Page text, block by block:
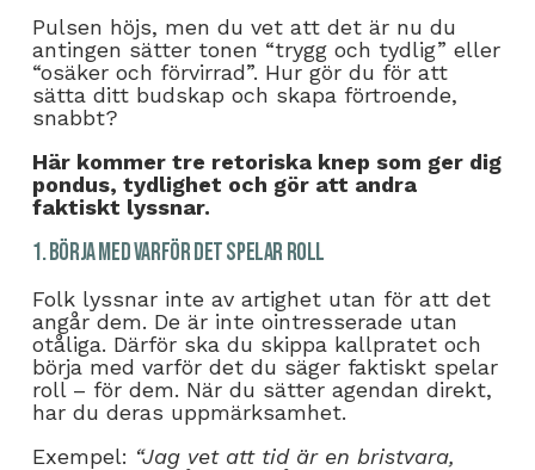
Pulsen höjs, men du vet att det är nu du
antingen sätter tonen “trygg och tydlig” eller
“osäker och förvirrad”. Hur gör du för att
sätta ditt budskap och skapa förtroende,
snabbt?
Här kommer tre retoriska knep som ger dig
pondus, tydlighet och gör att andra
faktiskt lyssnar.
1. Börja med varför det spelar roll
Folk lyssnar inte av artighet utan för att det
angår dem. De är inte ointresserade utan
otåliga. Därför ska du skippa kallpratet och
börja med varför det du säger faktiskt spelar
roll – för dem. När du sätter agendan direkt,
har du deras uppmärksamhet.
Exempel: “Jag vet att tid är en bristvara,